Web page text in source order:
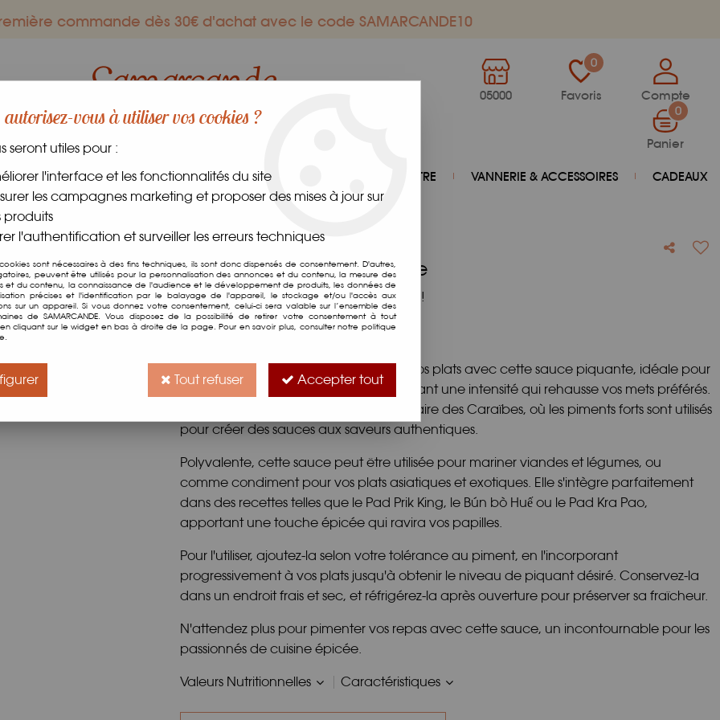
commande dès 30€ d'achat avec le code SAMARCANDE10
05000
0
Favoris Compte
0
Panier
GOURMANDS DANS LE MONDE FRAIS BIEN-ÊTRE VANNERIE & ACCESSOIRES CADEAUX
Pimentée Très Forte
Sauce Pimentée Très Forte
Soyez le premier à donner votre avis !
2,95 €TTC
Apportez une explosion de saveurs à vos plats avec cette sauce piquante, idéale pour
les amateurs de sensations fortes et offrant une intensité qui rehausse vos mets préférés.
Son origine remonte à la tradition culinaire des Caraïbes, où les piments forts sont utilisés
pour créer des sauces aux saveurs authentiques.
Polyvalente, cette sauce peut être utilisée pour mariner viandes et légumes, ou
comme condiment pour vos plats asiatiques et exotiques. Elle s'intègre parfaitement
dans des recettes telles que le Pad Prik King, le Bún bò Huế ou le Pad Kra Pao,
apportant une touche épicée qui ravira vos papilles.
Pour l'utiliser, ajoutez-la selon votre tolérance au piment, en l'incorporant
progressivement à vos plats jusqu'à obtenir le niveau de piquant désiré. Conservez-la
dans un endroit frais et sec, et réfrigérez-la après ouverture pour préserver sa fraîcheur.
N'attendez plus pour pimenter vos repas avec cette sauce, un incontournable pour les
passionnés de cuisine épicée.
Valeurs Nutritionnelles Caractéristiques
vous à utiliser vos cookies ?
seront utiles pour :
l'interface et les fonctionnalités du site
les campagnes marketing et proposer des mises à jour sur
produits
l'authentification et surveiller les erreurs techniques
sont nécessaires à des fins techniques, ils sont donc dispensés de consentement. D'autres,
peuvent être utilisés pour la personnalisation des annonces et du contenu, la mesure des
et du contenu, la connaissance de l'audience et le développement de produits, les données de
précises et l'identification par le balayage de l'appareil, le stockage et/ou l'accès aux
sur un appareil. Si vous donnez votre consentement, celui-ci sera valable sur l’ensemble des
de SAMARCANDE. Vous disposez de la possibilité de retirer votre consentement à tout
cliquant sur le widget en bas à droite de la page. Pour en savoir plus, consulter notre politique
Tout refuser Accepter tout